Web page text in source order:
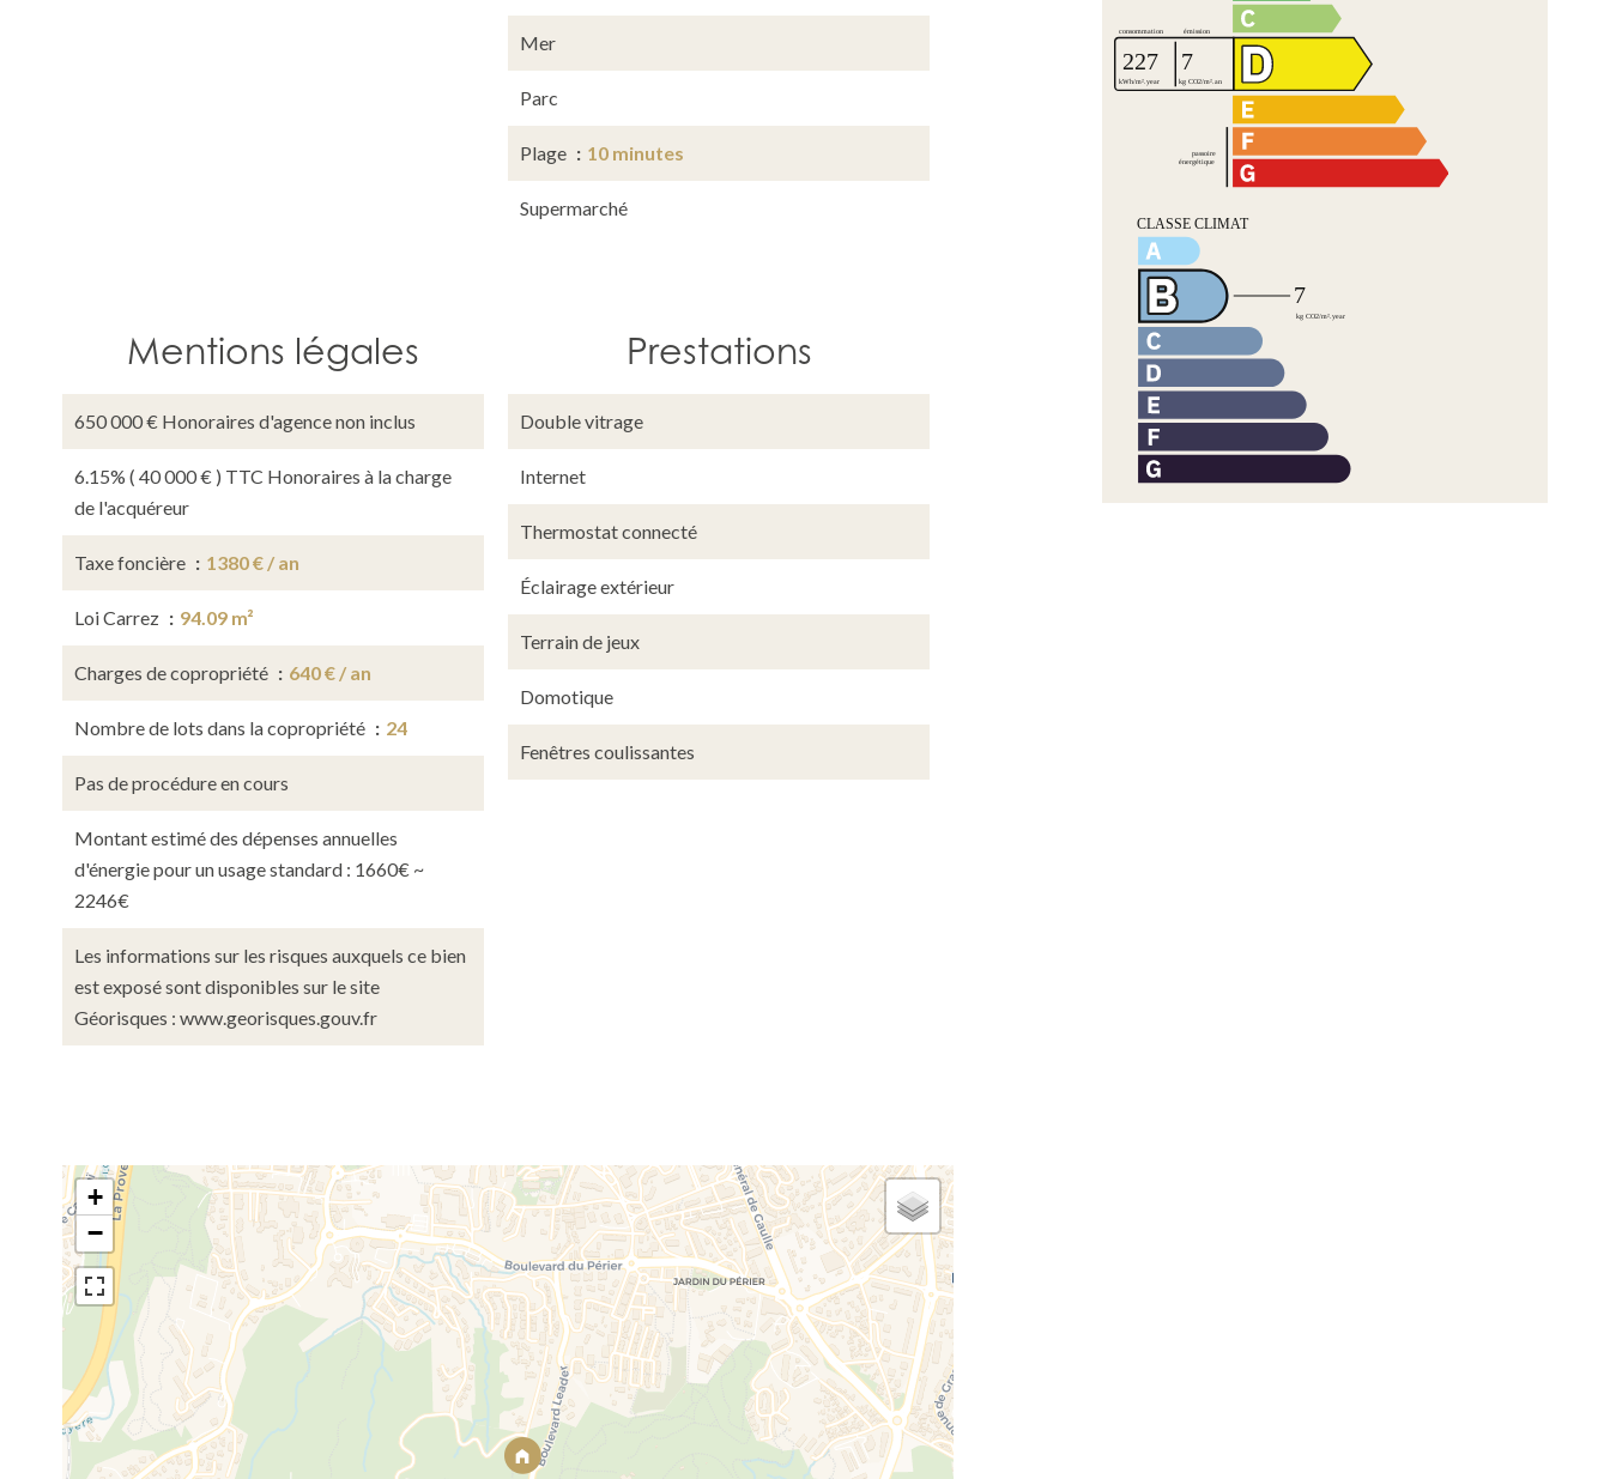
Mer
Parc
Plage 10 minutes
Supermarché
Mentions légales
650 000 € Honoraires d'agence non inclus
6.15% ( 40 000 € ) TTC Honoraires à la charge
de l'acquéreur
Taxe foncière 1380 € / an
Loi Carrez 94.09 m²
Charges de copropriété 640 € / an
Nombre de lots dans la copropriété 24
Pas de procédure en cours
Montant estimé des dépenses annuelles
d'énergie pour un usage standard : 1660€ ~
2246€
Les informations sur les risques auxquels ce bien
est exposé sont disponibles sur le site
Géorisques : www.georisques.gouv.fr
Prestations
Double vitrage
Internet
Thermostat connecté
Éclairage extérieur
Terrain de jeux
Domotique
Fenêtres coulissantes
+
−